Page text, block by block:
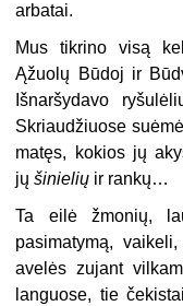
arbatai.
Mus tikrino visą
Ąžuolų Būdoj ir
Išnaršydavo
Skriaudžiuose
matęs, kokios jų
jųšinielių ir rankų…
Ta eilė žmonių,
pasimatymą,
avelės zujant
languose, tie